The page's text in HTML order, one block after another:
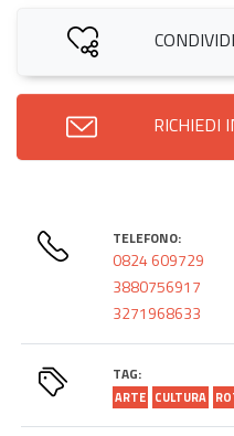
CONDIVIDI
RICHIEDI
TELEFONO:
0824 609729
3880756917
3271968633
TAG:
ARTE CULTURA